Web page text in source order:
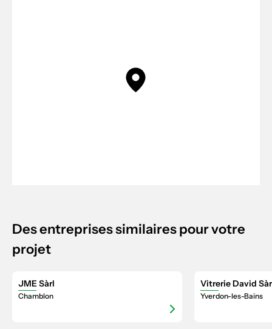
Des entreprises similaires pour votre
projet
JME Sàrl
Chamblon
Vitrerie David
Yverdon-les-Bains